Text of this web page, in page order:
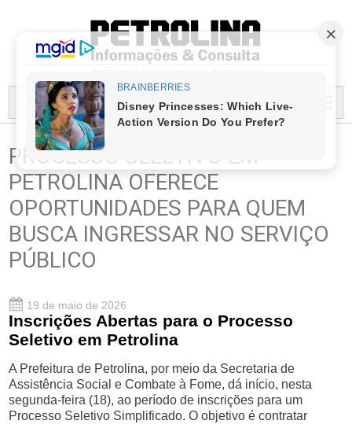
MENU...
PROCESSO SELETIVO EM
PETROLINA OFERECE
OPORTUNIDADES PARA QUEM
BUSCA INGRESSAR NO SERVIÇO
PÚBLICO
19 de maio de 2026
Inscrições Abertas para o Processo
Seletivo em Petrolina
A Prefeitura de Petrolina, por meio da Secretaria de
Assistência Social e Combate à Fome, dá início, nesta
segunda-feira (18), ao período de inscrições para um
Processo Seletivo Simplificado. O objetivo é contratar